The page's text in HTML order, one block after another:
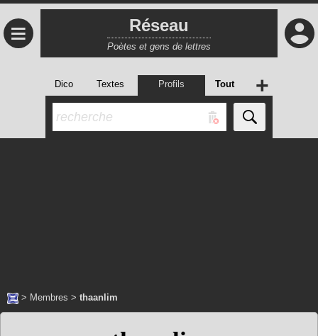
≡ Réseau
Poètes et gens de lettres
Dico Textes Profils Tout +
> Membres > thaanlim